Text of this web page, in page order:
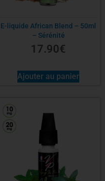
E-liquide African Blend – 50ml
– Sérénité
17.90€
Ajouter au panier